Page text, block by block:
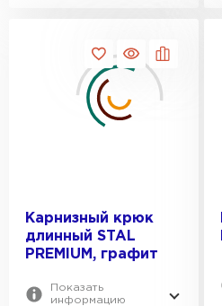
Карнизный крюк
длинный STAL
PREMIUM, графит
Показать
информацию
ПЕРЕЙТИ